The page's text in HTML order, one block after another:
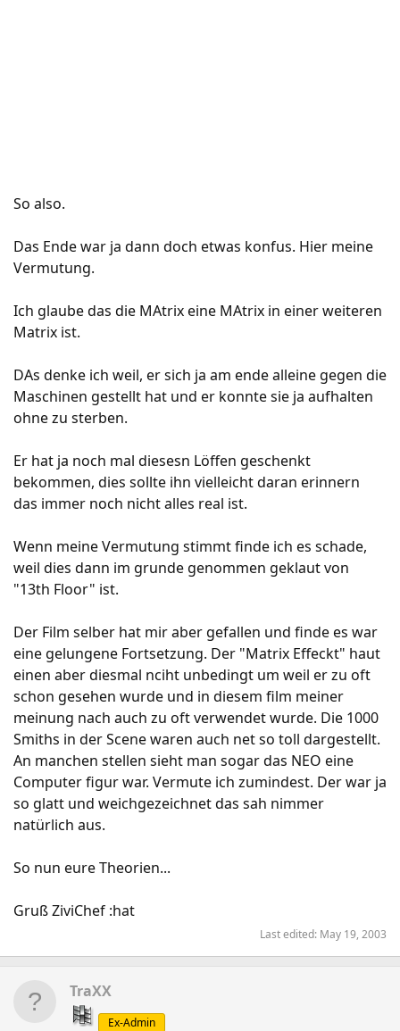
So also.
Das Ende war ja dann doch etwas konfus. Hier meine
Vermutung.
Ich glaube das die MAtrix eine MAtrix in einer weiteren
Matrix ist.
DAs denke ich weil, er sich ja am ende alleine gegen die
Maschinen gestellt hat und er konnte sie ja aufhalten
ohne zu sterben.
Er hat ja noch mal diesesn Löffen geschenkt
bekommen, dies sollte ihn vielleicht daran erinnern
das immer noch nicht alles real ist.
Wenn meine Vermutung stimmt finde ich es schade,
weil dies dann im grunde genommen geklaut von
"13th Floor" ist.
Der Film selber hat mir aber gefallen und finde es war
eine gelungene Fortsetzung. Der "Matrix Effeckt" haut
einen aber diesmal nciht unbedingt um weil er zu oft
schon gesehen wurde und in diesem film meiner
meinung nach auch zu oft verwendet wurde. Die 1000
Smiths in der Scene waren auch net so toll dargestellt.
An manchen stellen sieht man sogar das NEO eine
Computer figur war. Vermute ich zumindest. Der war ja
so glatt und weichgezeichnet das sah nimmer
natürlich aus.
So nun eure Theorien...
Gruß ZiviChef :hat
Last edited: May 19, 2003
TraXX
Ex-Admin